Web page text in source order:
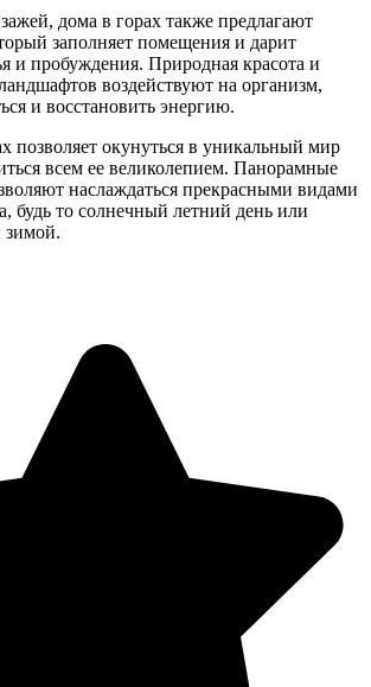
дома в горах также предлагают
заполняет помещения и дарит
и пробуждения. Природная красота и
воздействуют на организм,
и восстановить энергию.
позволяет окунуться в уникальный мир
всем ее великолепием. Панорамные
наслаждаться прекрасными видами
будь то солнечный летний день или
зимой.